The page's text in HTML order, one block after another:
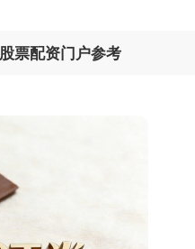
票配资门户参考